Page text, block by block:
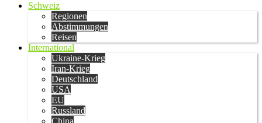
Schweiz
Regionen
Abstimmungen
Reisen
International
Ukraine-Krieg
Iran-Krieg
Deutschland
USA
EU
Russland
China